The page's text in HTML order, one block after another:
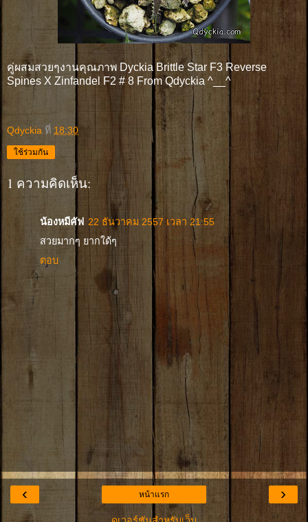
คู่ผสมสวยๆงานคุณภาพ Dyckia Brittle Star F3 Reverse
Spines X Zinfandel F2 # 8 From Qdyckia ^__^
Qdyckia ที่ 18:30
ใช้ร่วมกัน
1 ความคิดเห็น:
น้องหมีคัฟ 22 ธันวาคม 2557 เวลา 21:55
สวยมากๆ ยากใด้ๆ
ตอบ
‹ ›
หน้าแรก